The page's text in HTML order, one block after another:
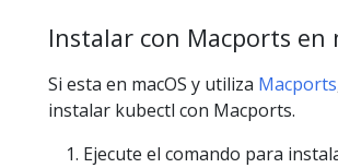
Instalar con Macports en
Si esta en macOS y utiliza Macports
instalar kubectl con Macports.
Ejecute el comando para